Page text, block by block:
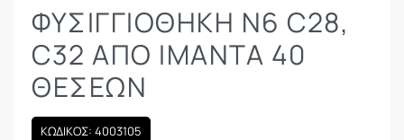
ΦΥΣΙΓΓΙΟΘΗΚΗ Ν6 C28,
C32 ΑΠΟ ΙΜΑΝΤΑ 40
ΘΕΣΕΩΝ
ΚΩΔΙΚΟΣ: 4003105